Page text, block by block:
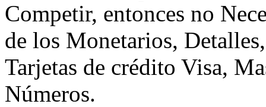
Competir, entonces no
de los Monetarios,
Tarjetas de crédito Visa,
Números.